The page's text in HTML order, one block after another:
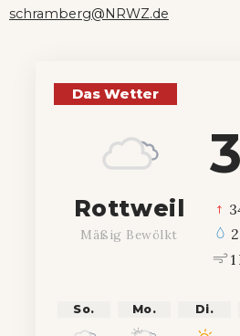
schramberg@NRWZ.de
Das Wetter
Rottweil
Mäßig Bewölkt
So. Mo. Di.